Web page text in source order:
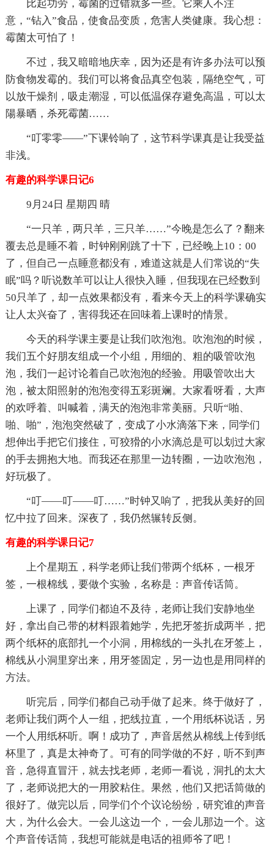
比起功劳，霉菌的过错就多一些。它乘人不注
意，“钻入”食品，使食品变质，危害人类健康。我心想：
霉菌太可怕了！
不过，我又暗暗地庆幸，因为还是有许多办法可以预
防食物发霉的。我们可以将食品真空包装，隔绝空气，可
以放干燥剂，吸走潮湿，可以低温保存避免高温，可以太
陽暴晒，杀死霉菌……
“叮零零——”下课铃响了，这节科学课真是让我受益
非浅。
有趣的科学课日记6
9月24日 星期四 晴
“一只羊，两只羊，三只羊……”今晚是怎么了？翻来
覆去总是睡不着，时钟刚刚跳了十下，已经晚上10：00
了，但自己一点睡意都没有，难道这就是人们常说的“失
眠”吗？听说数羊可以让人很快入睡，但我现在已经数到
50只羊了，却一点效果都没有，看来今天上的科学课确实
让人太兴奋了，害得我还在回味着上课时的情景。
今天的科学课主要是让我们吹泡泡。吹泡泡的时候，
我们五个好朋友组成一个小组，用细的、粗的吸管吹泡
泡，我们一起讨论着自己吹泡泡的经验。用吸管吹出大
泡，被太阳照射的泡泡变得五彩斑斓。大家看呀看，大声
的欢呼着、叫喊着，满天的泡泡非常美丽。只听“啪、
啪、啪”，泡泡突然破了，变成了小水滴落下来，同学们
想伸出手把它们接住，可狡猾的小水滴总是可以划过大家
的手去拥抱大地。而我还在那里一边转圈，一边吹泡泡，
好玩极了。
“叮——叮——叮……”时钟又响了，把我从美好的回
忆中拉了回来。深夜了，我仍然辗转反侧。
有趣的科学课日记7
上个星期五，科学老师让我们带两个纸杯，一根牙
签，一根棉线，要做个实验，名称是：声音传话筒。
上课了，同学们都迫不及待，老师让我们安静地坐
好，拿出自己带的材料跟着她学，先把牙签折成两半，把
两个纸杯的底部扎一个小洞，用棉线的一头扎在牙签上，
棉线从小洞里穿出来，用牙签固定，另一边也是用同样的
方法。
听完后，同学们都自己动手做了起来。终于做好了，
老师让我们两个人一组，把线拉直，一个用纸杯说话，另
一个人用纸杯听。啊！成功了，声音居然从棉线上传到纸
杯里了，真是太神奇了。可有的同学做的不好，听不到声
音，急得直冒汗，就去找老师，老师一看说，洞扎的太大
了，老师说把大的一用胶粘住。果然，他们又把话筒做的
很好了。做完以后，同学们个个议论纷纷，研究谁的声音
大，为什么会大。一会儿这边一个，一会儿那边一个。这
个声音传话筒，我想可能就是电话的祖师爷了吧！